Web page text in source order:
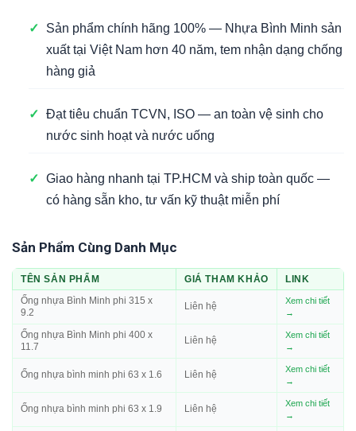
✓
Sản phẩm chính hãng 100% — Nhựa Bình Minh sản
xuất tại Việt Nam hơn 40 năm, tem nhận dạng chống
hàng giả
✓ Đạt tiêu chuẩn TCVN, ISO — an toàn vệ sinh cho
nước sinh hoạt và nước uống
✓ Giao hàng nhanh tại TP.HCM và ship toàn quốc —
có hàng sẵn kho, tư vấn kỹ thuật miễn phí
Sản Phẩm Cùng Danh Mục
TÊN SẢN PHẨM GIÁ THAM KHẢO
LINK
Ống nhựa Bình Minh phi 315 x
9.2
Liên hệ
Xem chi tiết
→
Ống nhựa Bình Minh phi 400 x
11.7
Liên hệ
Xem chi tiết
→
Ống nhựa bình minh phi 63 x 1.6 Liên hệ
Xem chi tiết
→
Ống nhựa bình minh phi 63 x 1.9 Liên hệ
Xem chi tiết
→